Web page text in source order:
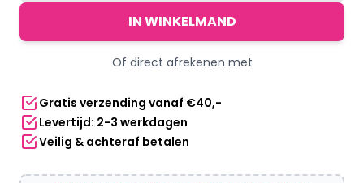
T-
IN WINKELMAND
Of direct afrekenen met
Gratis verzending vanaf €40,-
Levertijd: 2-3 werkdagen
Veilig & achteraf betalen